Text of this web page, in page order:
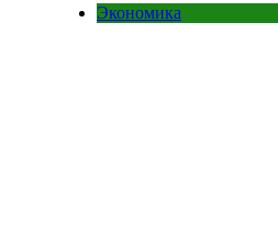
Экономика